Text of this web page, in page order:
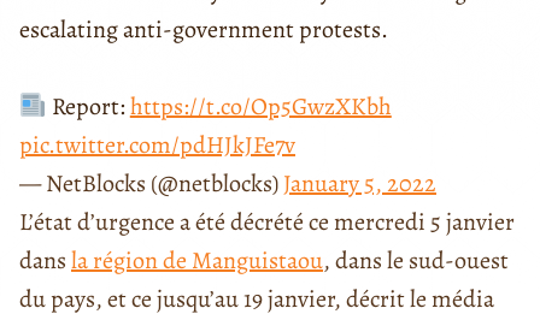
escalating anti-government protests.
Report:https://t.co/Op5GwzXKbh
pic.twitter.com/pdHJkJFe7v
— NetBlocks (@netblocks)January 5, 2022
L’état d’urgence a été décrété ce mercredi 5 janvier
dansla région de Manguistaou, dans le sud-ouest
du pays, et ce jusqu’au 19 janvier, décrit le média